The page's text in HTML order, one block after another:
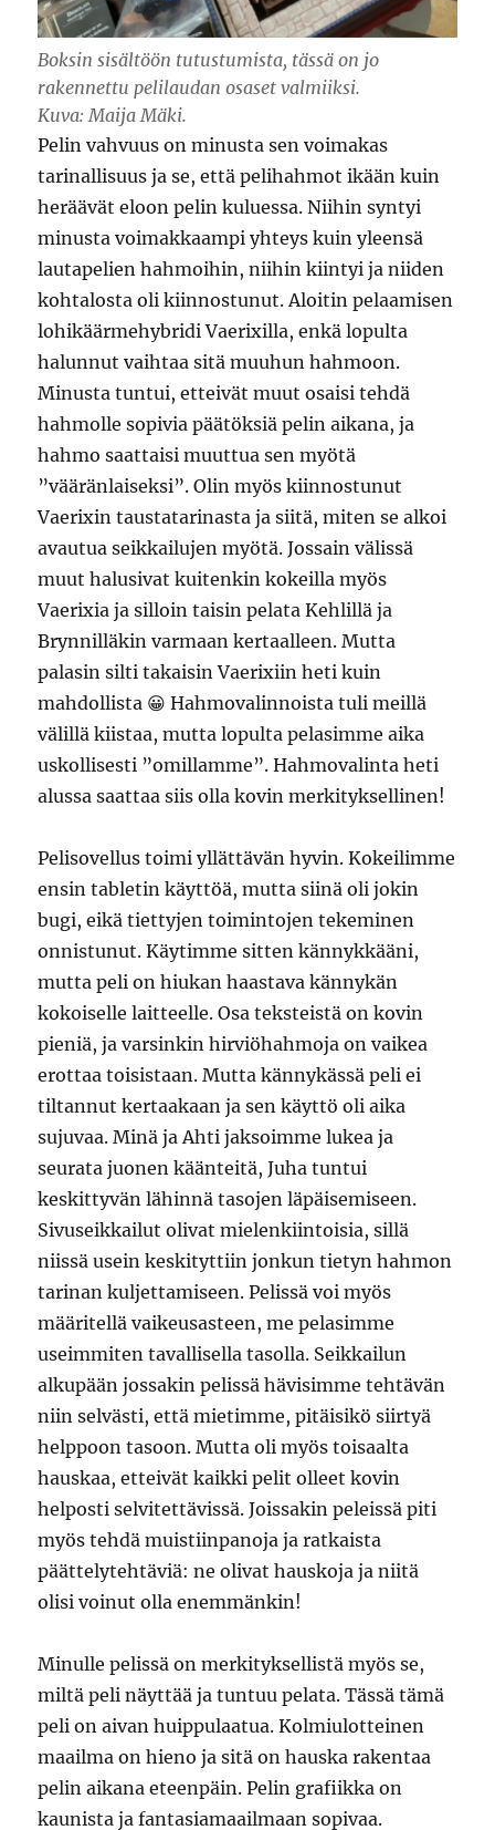
Boksin sisältöön tutustumista, tässä on jo
rakennettu pelilaudan osaset valmiiksi.
Kuva: Maija Mäki.
Pelin vahvuus on minusta sen voimakas
tarinallisuus ja se, että pelihahmot ikään kuin
heräävät eloon pelin kuluessa. Niihin syntyi
minusta voimakkaampi yhteys kuin yleensä
lautapelien hahmoihin, niihin kiintyi ja niiden
kohtalosta oli kiinnostunut. Aloitin pelaamisen
lohikäärmehybridi Vaerixilla, enkä lopulta
halunnut vaihtaa sitä muuhun hahmoon.
Minusta tuntui, etteivät muut osaisi tehdä
hahmolle sopivia päätöksiä pelin aikana, ja
hahmo saattaisi muuttua sen myötä
”vääränlaiseksi”. Olin myös kiinnostunut
Vaerixin taustatarinasta ja siitä, miten se alkoi
avautua seikkailujen myötä. Jossain välissä
muut halusivat kuitenkin kokeilla myös
Vaerixia ja silloin taisin pelata Kehlillä ja
Brynnilläkin varmaan kertaalleen. Mutta
palasin silti takaisin Vaerixiin heti kuin
mahdollista 😀 Hahmovalinnoista tuli meillä
välillä kiistaa, mutta lopulta pelasimme aika
uskollisesti ”omillamme”. Hahmovalinta heti
alussa saattaa siis olla kovin merkityksellinen!
Pelisovellus toimi yllättävän hyvin. Kokeilimme
ensin tabletin käyttöä, mutta siinä oli jokin
bugi, eikä tiettyjen toimintojen tekeminen
onnistunut. Käytimme sitten kännykkääni,
mutta peli on hiukan haastava kännykän
kokoiselle laitteelle. Osa teksteistä on kovin
pieniä, ja varsinkin hirviöhahmoja on vaikea
erottaa toisistaan. Mutta kännykässä peli ei
tiltannut kertaakaan ja sen käyttö oli aika
sujuvaa. Minä ja Ahti jaksoimme lukea ja
seurata juonen käänteitä, Juha tuntui
keskittyvän lähinnä tasojen läpäisemiseen.
Sivuseikkailut olivat mielenkiintoisia, sillä
niissä usein keskityttiin jonkun tietyn hahmon
tarinan kuljettamiseen. Pelissä voi myös
määritellä vaikeusasteen, me pelasimme
useimmiten tavallisella tasolla. Seikkailun
alkupään jossakin pelissä hävisimme tehtävän
niin selvästi, että mietimme, pitäisikö siirtyä
helppoon tasoon. Mutta oli myös toisaalta
hauskaa, etteivät kaikki pelit olleet kovin
helposti selvitettävissä. Joissakin peleissä piti
myös tehdä muistiinpanoja ja ratkaista
päättelytehtäviä: ne olivat hauskoja ja niitä
olisi voinut olla enemmänkin!
Minulle pelissä on merkityksellistä myös se,
miltä peli näyttää ja tuntuu pelata. Tässä tämä
peli on aivan huippulaatua. Kolmiulotteinen
maailma on hieno ja sitä on hauska rakentaa
pelin aikana eteenpäin. Pelin grafiikka on
kaunista ja fantasiamaailmaan sopivaa.